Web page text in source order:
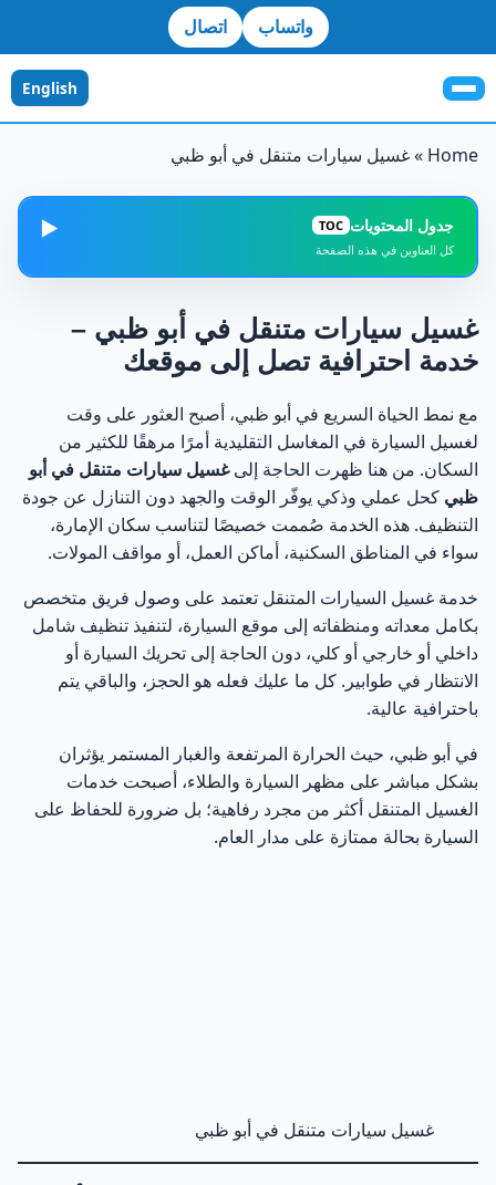
واتساب اتصال
English
Home
»غسيل سيارات متنقل في أبو ظبي
جدول المحتويات TOC
كل العناوين في هذه الصفحة
▶️
كيف أجد خدمة غسيل سيارات متنقل بالقرب مني في أبو
ظبي؟
استخدام Google للعثور على غسيل سيارات متنقل في أبو
ظبي
4 ما الذي يجب التحقق منه قبل اختيار الخدمة؟
5
لماذا الموقع الجغرافي مهم عند اختيار غسيل سيارات
هل التطبيقات ووسائل التواصل خيار جيد؟
هل غسيل السيارات المتنقل آمن على الطلاء والزجاج في
أبو ظبي؟
لماذا قد يكون الغسيل المتنقل أكثر أمانًا من المغاسل
التقليدية؟
9
الأدوات والمنظفات المستخدمة في غسيل السيارات
المتنقل؟
غسيل سيارات متنقل في أبو ظبي –
خدمة احترافية تصل إلى موقعك
مع نمط الحياة السريع في أبو ظبي، أصبح العثور على وقت
لغسيل السيارة في المغاسل التقليدية أمرًا مرهقًا للكثير من
السكان. من هنا ظهرت الحاجة إلىغسيل سيارات متنقل في أبو
ظبي كحل عملي وذكي يوفّر الوقت والجهد دون التنازل عن جودة
التنظيف. هذه الخدمة صُممت خصيصًا لتناسب سكان الإمارة،
سواء في المناطق السكنية، أماكن العمل، أو مواقف المولات.
خدمة غسيل السيارات المتنقل تعتمد على وصول فريق متخصص
بكامل معداته ومنظفاته إلى موقع السيارة، لتنفيذ تنظيف شامل
داخلي أو خارجي أو كلي، دون الحاجة إلى تحريك السيارة أو
الانتظار في طوابير. كل ما عليك فعله هو الحجز، والباقي يتم
باحترافية عالية.
في أبو ظبي، حيث الحرارة المرتفعة والغبار المستمر يؤثران
بشكل مباشر على مظهر السيارة والطلاء، أصبحت خدمات
الغسيل المتنقل أكثر من مجرد رفاهية؛ بل ضرورة للحفاظ على
السيارة بحالة ممتازة على مدار العام.
غسيل سيارات متنقل في أبو ظبي